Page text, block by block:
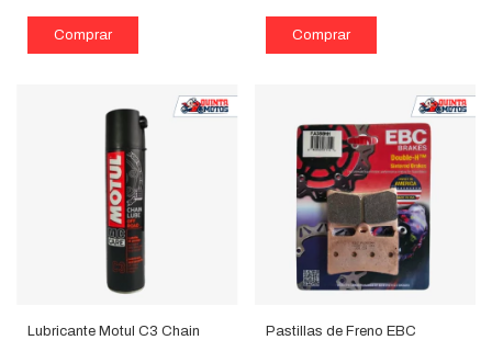
Lubricante Motul C3 Chain Pastillas de Freno EBC